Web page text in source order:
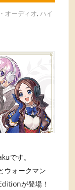
オーディオ,ハイ
です。
ウォークマン
が登場！